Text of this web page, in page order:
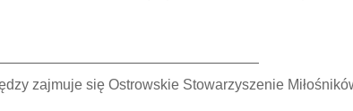
zajmuje się Ostrowskie Stowarzyszenie